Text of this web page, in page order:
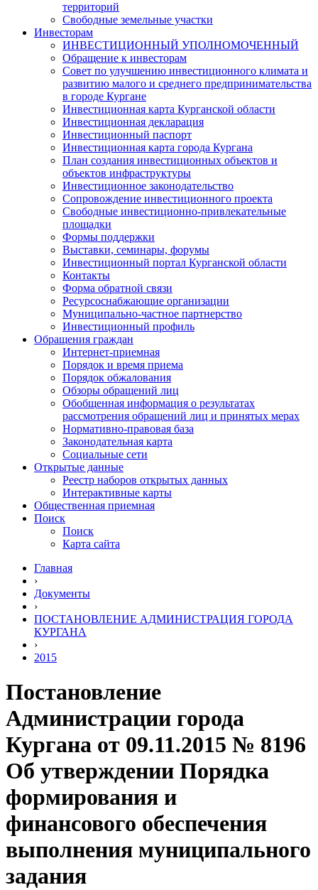
территорий
Свободные земельные участки
Инвесторам
ИНВЕСТИЦИОННЫЙ УПОЛНОМОЧЕННЫЙ
Обращение к инвесторам
Совет по улучшению инвестиционного климата и
развитию малого и среднего предпринимательства
в городе Кургане
Инвестиционная карта Курганской области
Инвестиционная декларация
Инвестиционный паспорт
Инвестиционная карта города Кургана
План создания инвестиционных объектов и
объектов инфраструктуры
Инвестиционное законодательство
Сопровождение инвестиционного проекта
Свободные инвестиционно-привлекательные
площадки
Формы поддержки
Выставки, семинары, форумы
Инвестиционный портал Курганской области
Контакты
Форма обратной связи
Ресурсоснабжающие организации
Муниципально-частное партнерство
Инвестиционный профиль
Обращения граждан
Интернет-приемная
Порядок и время приема
Порядок обжалования
Обзоры обращений лиц
Обобщенная информация о результатах
рассмотрения обращений лиц и принятых мерах
Нормативно-правовая база
Законодательная карта
Социальные сети
Открытые данные
Реестр наборов открытых данных
Интерактивные карты
Общественная приемная
Поиск
Поиск
Карта сайта
Главная
›
Документы
›
ПОСТАНОВЛЕНИЕ АДМИНИСТРАЦИЯ ГОРОДА
КУРГАНА
›
2015
Постановление
Администрации города
Кургана от 09.11.2015 № 8196
Об утверждении Порядка
формирования и
финансового обеспечения
выполнения муниципального
задания